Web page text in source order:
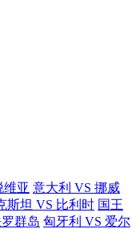
维亚 意大利 VS 挪威
斯坦 VS 比利时 国王
群岛 匈牙利 VS 爱尔